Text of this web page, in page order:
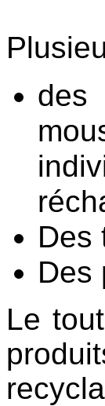
Des
Des
Le